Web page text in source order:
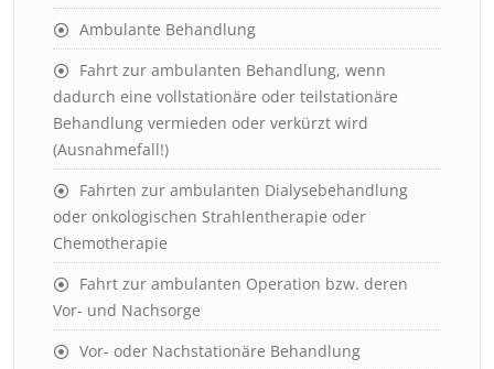
Ambulante Behandlung
Fahrt zur ambulanten Behandlung, wenn
dadurch eine vollstationäre oder teilstationäre
Behandlung vermieden oder verkürzt wird
(Ausnahmefall!)
Fahrten zur ambulanten Dialysebehandlung
oder onkologischen Strahlentherapie oder
Chemotherapie
Fahrt zur ambulanten Operation bzw. deren
Vor- und Nachsorge
Vor- oder Nachstationäre Behandlung